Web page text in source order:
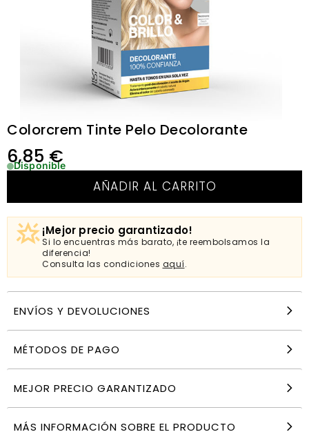
Colorcrem Tinte Pelo Decolorante
6,85€
Disponible
AÑADIR AL CARRITO
¡Mejor precio garantizado!
Si lo encuentras más barato, ¡te reembolsamos la
diferencia!
Consulta las condiciones aquí.
ENVÍOS Y DEVOLUCIONES
MÉTODOS DE PAGO
MEJOR PRECIO GARANTIZADO
MÁS INFORMACIÓN SOBRE EL PRODUCTO
6,85€
AÑADIR